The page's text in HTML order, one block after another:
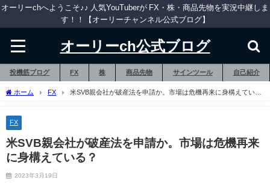
オーリーchへようこそ♪♪ 人気YouTuberが FX・株・商品先物を実況中継しま
す！！【オーリーチャンネル公式ブログ】
オーリーch公式ブログ
投機筋ブログ FX 株 商品先物 サインツール 自己紹介
ホーム FX
米SVB親会社が破産法を申請か。市場は危機再来に身構えてい
FX
米SVB親会社が破産法を申請か。市場は危機再来
に身構えている？
2023年3月19日